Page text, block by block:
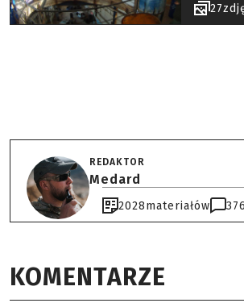
27
REDAKTOR
Medard
2028materiałów
KOMENTARZE